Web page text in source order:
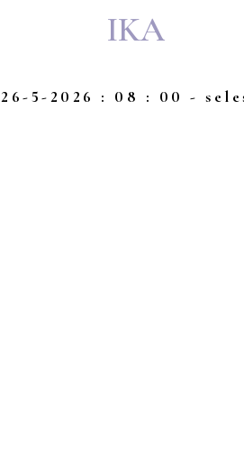
IKA
26-5-2026 : 08 : 00 -